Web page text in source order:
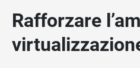
Rafforzare